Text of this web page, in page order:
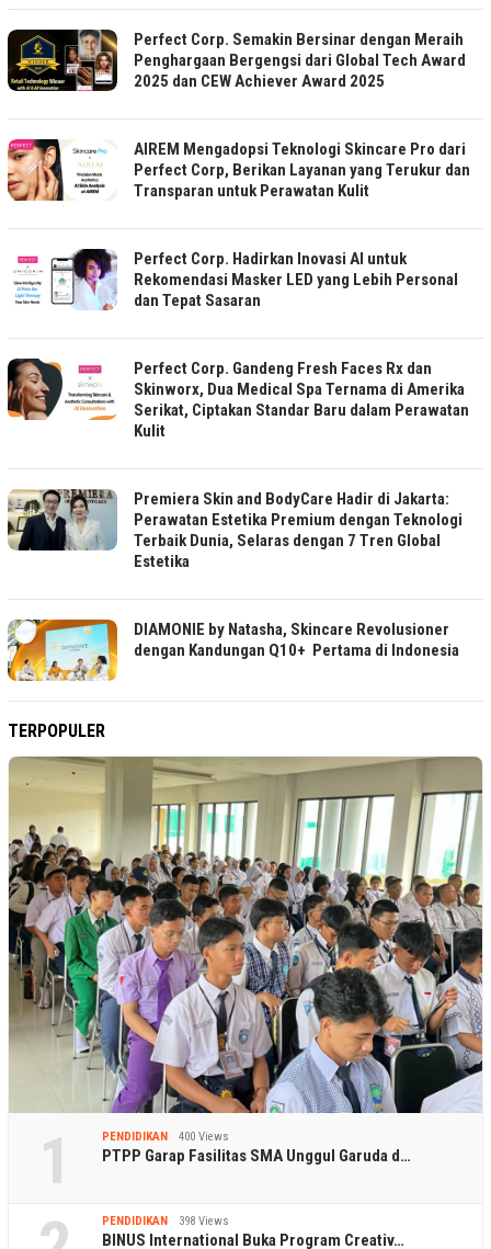
Perfect Corp. Semakin Bersinar dengan Meraih
Penghargaan Bergengsi dari Global Tech Award
2025 dan CEW Achiever Award 2025
AIREM Mengadopsi Teknologi Skincare Pro dari
Perfect Corp, Berikan Layanan yang Terukur dan
Transparan untuk Perawatan Kulit
Perfect Corp. Hadirkan Inovasi AI untuk
Rekomendasi Masker LED yang Lebih Personal
dan Tepat Sasaran
Perfect Corp. Gandeng Fresh Faces Rx dan
Skinworx, Dua Medical Spa Ternama di Amerika
Serikat, Ciptakan Standar Baru dalam Perawatan
Kulit
Premiera Skin and BodyCare Hadir di Jakarta:
Perawatan Estetika Premium dengan Teknologi
Terbaik Dunia, Selaras dengan 7 Tren Global
Estetika
DIAMONIE by Natasha, Skincare Revolusioner
dengan Kandungan Q10+ Pertama di Indonesia
TERPOPULER
1 PENDIDIKAN 400 Views
PTPP Garap Fasilitas SMA Unggul Garuda d…
PENDIDIKAN 398 Views
BINUS International Buka Program Creativ…